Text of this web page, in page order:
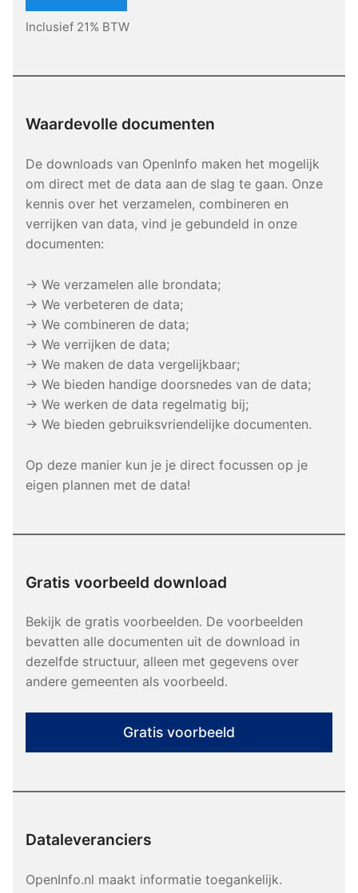
Inclusief 21% BTW
Waardevolle documenten
De downloads van OpenInfo maken het mogelijk
om direct met de data aan de slag te gaan. Onze
kennis over het verzamelen, combineren en
verrijken van data, vind je gebundeld in onze
documenten:
→ We verzamelen alle brondata;
→ We verbeteren de data;
→ We combineren de data;
→ We verrijken de data;
→ We maken de data vergelijkbaar;
→ We bieden handige doorsnedes van de data;
→ We werken de data regelmatig bij;
→ We bieden gebruiksvriendelijke documenten.
Op deze manier kun je je direct focussen op je
eigen plannen met de data!
Gratis voorbeeld download
Bekijk de gratis voorbeelden. De voorbeelden
bevatten alle documenten uit de download in
dezelfde structuur, alleen met gegevens over
andere gemeenten als voorbeeld.
Gratis voorbeeld
Dataleveranciers
OpenInfo.nl maakt informatie toegankelijk.